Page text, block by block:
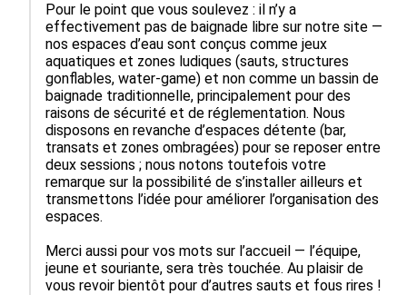
Pour le point que vous soulevez : il n’y a
effectivement pas de baignade libre sur notre site —
nos espaces d’eau sont conçus comme jeux
aquatiques et zones ludiques (sauts, structures
gonflables, water-game) et non comme un bassin de
baignade traditionnelle, principalement pour des
raisons de sécurité et de réglementation. Nous
disposons en revanche d’espaces détente (bar,
transats et zones ombragées) pour se reposer entre
deux sessions ; nous notons toutefois votre
remarque sur la possibilité de s’installer ailleurs et
transmettons l’idée pour améliorer l’organisation des
espaces.
Merci aussi pour vos mots sur l’accueil — l’équipe,
jeune et souriante, sera très touchée. Au plaisir de
vous revoir bientôt pour d’autres sauts et fous rires !